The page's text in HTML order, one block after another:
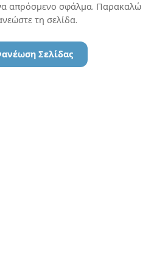
απρόσμενο σφάλμα. Παρακαλώ
τη σελίδα.
Σελίδας